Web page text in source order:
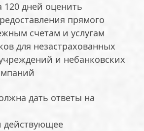
120 дней оценить
прямого
счетам и услугам
для незастрахованных
и небанковских
дать ответы на
действующее